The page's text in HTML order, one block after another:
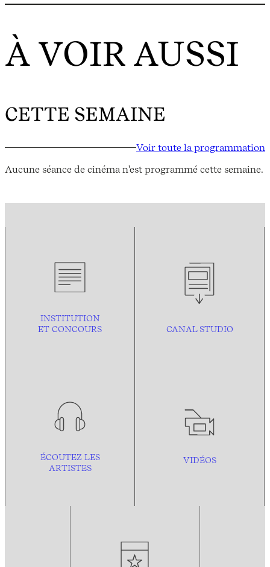
À VOIR AUSSI
CETTE SEMAINE
Voir toute la programmation
Aucune séance de cinéma n'est programmé cette semaine.
INSTITUTION
ET CONCOURS
CANAL STUDIO
ÉCOUTEZ LES
ARTISTES
VIDÉOS